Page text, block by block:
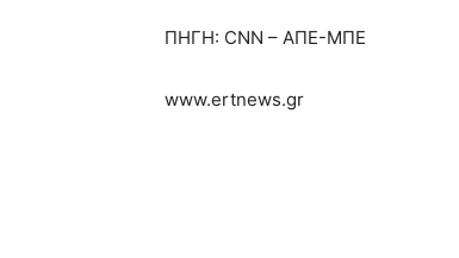
ΠΗΓΗ: CNN – ΑΠΕ-ΜΠΕ
www.ertnews.gr